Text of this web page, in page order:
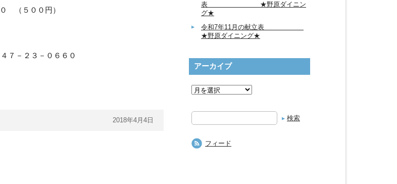
（５００円）
７－２３－０６６０
2018年4月4日
表 ★野原ダイニン
グ★
令和7年11月の献立表
★野原ダイニング★
アーカイブ
索
フィード